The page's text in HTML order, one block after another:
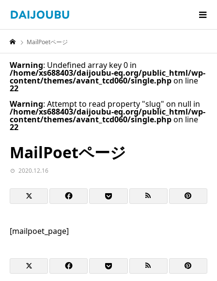
MailPoetページ
Warning: Undefined array key 0 in
/home/xs688403/daijoubu-eq.org/public_html/wp-
content/themes/avant_tcd060/single.phpon line
22
Warning: Attempt to read property "slug" on null in
/home/xs688403/daijoubu-eq.org/public_html/wp-
content/themes/avant_tcd060/single.phpon line
22
MailPoetページ
2020.12.16
[mailpoet_page]